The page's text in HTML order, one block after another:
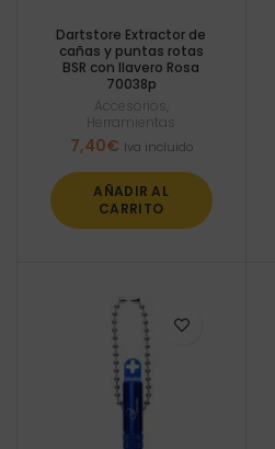
Dartstore Extractor de
cañas y puntas rotas
BSR con llavero Rosa
70038p
Accesorios
Herramientas
7,40€ Iva incluido
AÑADIR AL
CARRITO